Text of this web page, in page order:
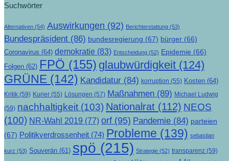
Suchwörter
Alternativen (54) Auswirkungen (92) Berichterstattung (53)
Bundespräsident (86) bundesregierung (67) bürger (66)
Coronavirus (64) demokratie (83) Entscheidung (52) Epidemie (66)
Folgen (62) FPÖ (155) glaubwürdigkeit (124)
GRÜNE (142) Kandidatur (84) korruption (55) Kosten (64)
Kritik (59) Kurier (55) Lösungen (57) Maßnahmen (89) Michael Ludwig
(59) nachhaltigkeit (103) Nationalrat (112) NEOS
(100) NR-Wahl 2019 (77) orf (95) Pandemie (84) parteien
(67) Politikverdrossenheit (74) Probleme (139) sebastian
kurz (53) Souverän (61) spö (215) Strategie (52) transparenz (59)